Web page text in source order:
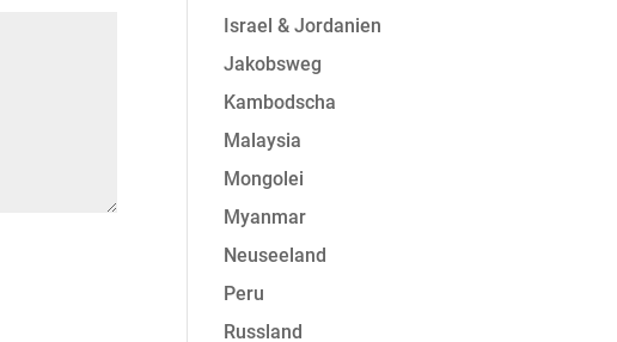
Israel & Jordanien
Jakobsweg
Kambodscha
Malaysia
Mongolei
Myanmar
Neuseeland
Peru
Russland